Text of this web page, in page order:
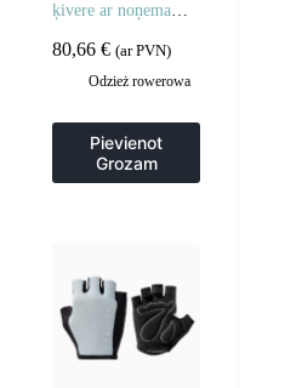
ķivere ar noņemamu
cm – melna haizivs
80,66€ (ar PVN)
Odzież rowerowa
Pievienot
Grozam